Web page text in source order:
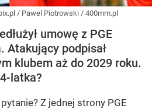
/ Pawel Piotrowski / 400mm.pl
umowę z PGE
Atakujący podpisał
klubem aż do 2029 roku.
latka?
Z jednej strony PGE